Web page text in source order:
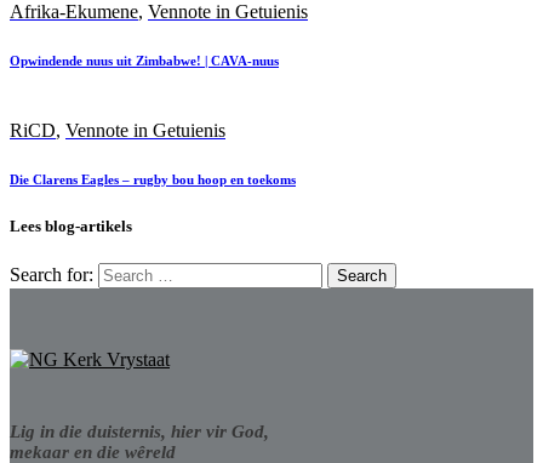
Afrika-Ekumene, Vennote in Getuienis
Opwindende nuus uit Zimbabwe! | CAVA-nuus
RiCD, Vennote in Getuienis
Die Clarens Eagles – rugby bou hoop en toekoms
Lees blog-artikels
Search for:
Lig in die duisternis, hier vir God,
mekaar en die wêreld